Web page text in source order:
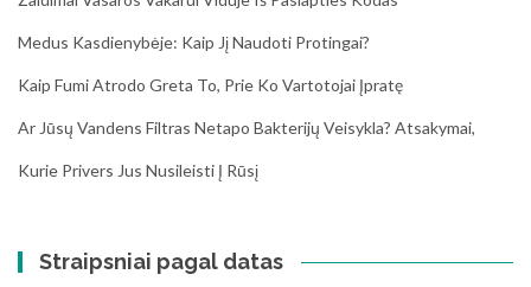
Medus Kasdienybėje: Kaip Jį Naudoti Protingai?
Kaip Fumi Atrodo Greta To, Prie Ko Vartotojai Įpratę
Ar Jūsų Vandens Filtras Netapo Bakterijų Veisykla? Atsakymai,
Kurie Privers Jus Nusileisti Į Rūsį
Straipsniai pagal datas